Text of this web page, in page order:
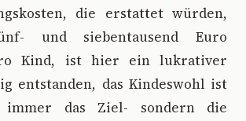
die erstattet würden,
und siebentausend Euro
Kind, ist hier ein lukrativer
entstanden, das Kindeswohl ist
das Ziel- sondern die